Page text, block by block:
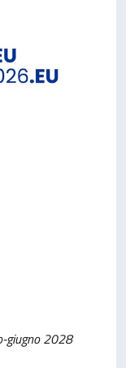
giugno 2028